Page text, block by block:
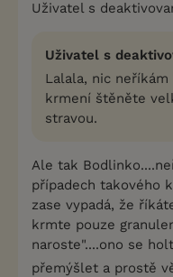
Uživatel s
Uživatel s
Lalala, nic neříkám
krmení štěněte
stravou.
Ale tak
případech takového
zase vypadá, že
krmte pouze
naroste"....ono se
přemýšlet a prostě